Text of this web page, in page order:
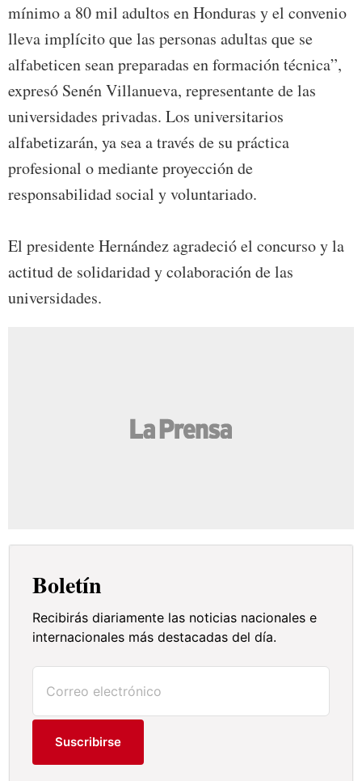
mínimo a 80 mil adultos en Honduras y el convenio
lleva implícito que las personas adultas que se
alfabeticen sean preparadas en formación técnica”,
expresó Senén Villanueva, representante de las
universidades privadas. Los universitarios
alfabetizarán, ya sea a través de su práctica
profesional o mediante proyección de
responsabilidad social y voluntariado.
El presidente Hernández agradeció el concurso y la
actitud de solidaridad y colaboración de las
universidades.
Boletín
Recibirás diariamente las noticias nacionales e
internacionales más destacadas del día.
Suscribirse